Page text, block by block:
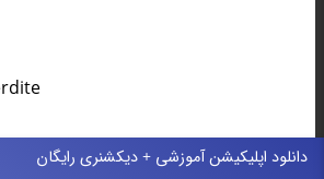
دانلود اپلیکیشن آموزشی + دیکشنری رایگان